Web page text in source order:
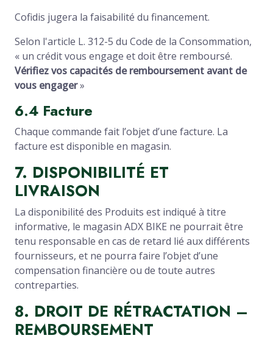
Cofidis jugera la faisabilité du financement.
Selon l'article L. 312-5 du Code de la Consommation,
« un crédit vous engage et doit être remboursé.
Vérifiez vos capacités de remboursement avant de
vous engager»
6.4 Facture
Chaque commande fait l’objet d’une facture. La
facture est disponible en magasin.
7. DISPONIBILITÉ ET
LIVRAISON
La disponibilité des Produits est indiqué à titre
informative, le magasin ADX BIKE ne pourrait être
tenu responsable en cas de retard lié aux différents
fournisseurs, et ne pourra faire l’objet d’une
compensation financière ou de toute autres
contreparties.
8. DROIT DE RÉTRACTATION –
REMBOURSEMENT